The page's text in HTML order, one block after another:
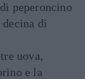
peperoncino
di
uova,
e la